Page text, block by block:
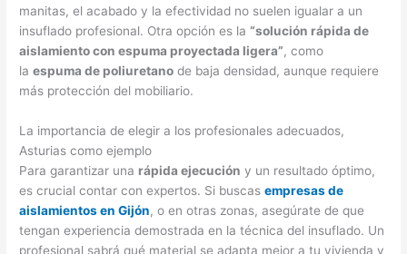
manitas, el acabado y la efectividad no suelen igualar a un
insuflado profesional. Otra opción es la“solución rápida de
aislamiento con espuma proyectada ligera”, como
laespuma de poliuretano de baja densidad, aunque requiere
más protección del mobiliario.
La importancia de elegir a los profesionales adecuados,
Asturias como ejemplo
Para garantizar una rápida ejecución y un resultado óptimo,
es crucial contar con expertos. Si buscasempresas de
aislamientos en Gijón, o en otras zonas, asegúrate de que
tengan experiencia demostrada en la técnica del insuflado. Un
profesional sabrá qué material se adapta mejor a tu vivienda y